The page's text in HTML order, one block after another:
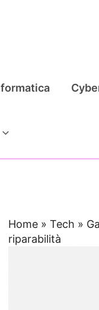
Home »Tech »
riparabilità